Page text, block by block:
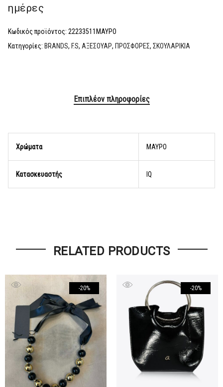
ημέρες
Κωδικός προϊόντος: 22233511ΜΑΥΡΟ
Κατηγορίες: BRANDS, F.S, ΑΞΕΣΟΥΑΡ, ΠΡΟΣΦΟΡΕΣ, ΣΚΟΥΛΑΡΙΚΙΑ
Επιπλέον πληροφορίες
Χρώματα ΜΑΥΡΟ
Κατασκευαστής lQ
RELATED PRODUCTS
-20% -20%